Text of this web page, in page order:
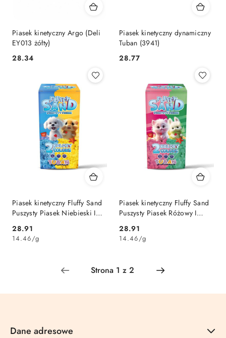
Piasek kinetyczny Argo (Deli
EY013 żółty)
Cena:
28.34
Piasek kinetyczny dynamiczny
Tuban (3941)
Cena:
28.77
Piasek kinetyczny Fluffy Sand
Puszysty Piasek Niebieski I
Cena:
28.91
14.46/g
Piasek kinetyczny Fluffy Sand
Puszysty Piasek Różowy I
Cena:
28.91
14.46/g
Dane adresowe